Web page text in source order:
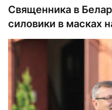
Священника в
силовики в масках